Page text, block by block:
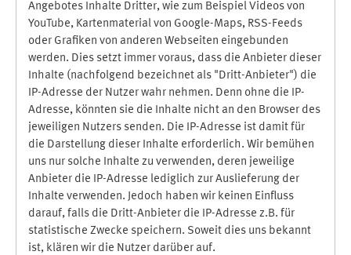
Angebotes Inhalte Dritter, wie zum Beispiel Videos von
YouTube, Kartenmaterial von Google-Maps, RSS-Feeds
oder Grafiken von anderen Webseiten eingebunden
werden. Dies setzt immer voraus, dass die Anbieter dieser
Inhalte (nachfolgend bezeichnet als "Dritt-Anbieter") die
IP-Adresse der Nutzer wahr nehmen. Denn ohne die IP-
Adresse, könnten sie die Inhalte nicht an den Browser des
jeweiligen Nutzers senden. Die IP-Adresse ist damit für
die Darstellung dieser Inhalte erforderlich. Wir bemühen
uns nur solche Inhalte zu verwenden, deren jeweilige
Anbieter die IP-Adresse lediglich zur Auslieferung der
Inhalte verwenden. Jedoch haben wir keinen Einfluss
darauf, falls die Dritt-Anbieter die IP-Adresse z.B. für
statistische Zwecke speichern. Soweit dies uns bekannt
ist, klären wir die Nutzer darüber auf.